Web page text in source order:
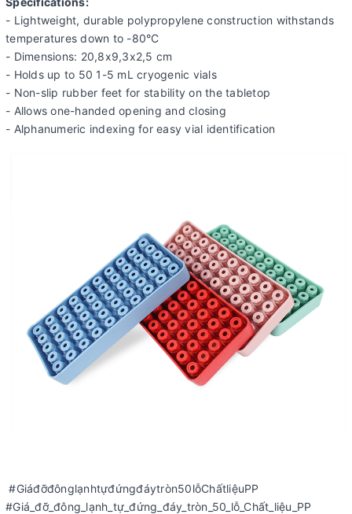
- Lightweight, durable polypropylene construction withstands
temperatures down to -80°C
- Dimensions: 20,8x9,3x2,5 cm
- Holds up to 50 1-5 mL cryogenic vials
- Non-slip rubber feet for stability on the tabletop
- Allows one-handed opening and closing
- Alphanumeric indexing for easy vial identification
#Giáđỡđônglạnhtựđứngđáytròn50lỗChấtliệuPP
#Giá_đỡ_đông_lạnh_tự_đứng_đáy_tròn_50_lỗ_Chất_liệu_PP